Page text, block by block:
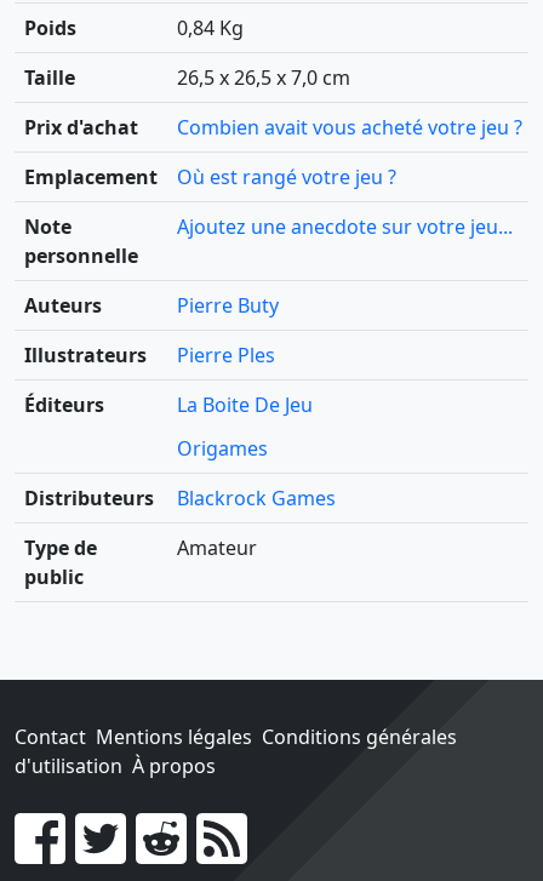
Poids
0,84 Kg
Taille
26,5 x 26,5 x 7,0 cm
Prix d'achat
Combien avait vous acheté votre jeu ?
Emplacement
Où est rangé votre jeu ?
Note
personnelle
Ajoutez une anecdote sur votre jeu...
Auteurs
Pierre Buty
Illustrateurs
Pierre Ples
Éditeurs
La Boite De Jeu
Origames
Distributeurs
Blackrock Games
Type de
public
Amateur
Contact Mentions légales Conditions générales
d'utilisation À propos